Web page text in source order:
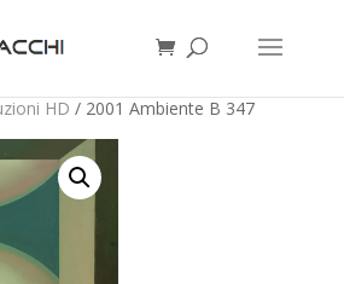
HD / 2001 Ambiente B 347